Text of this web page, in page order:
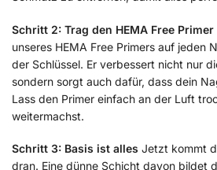
Schritt 2: Trag den HEMA Free Primer
unseres HEMA Free Primers auf jeden
der Schlüssel. Er verbessert nicht nur
sondern sorgt auch dafür, dass dein
Lass den Primer einfach an der Luft
weitermachst.
Schritt 3: Basis ist alles Jetzt kommt
dran. Eine dünne Schicht davon bildet